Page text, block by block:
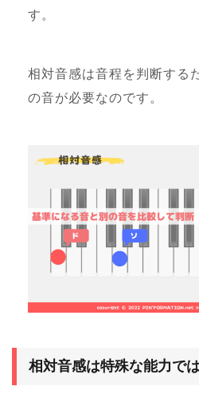
す。
相対音感は音程を判断する
の音が必要なのです。
相対音感は特殊な能力で